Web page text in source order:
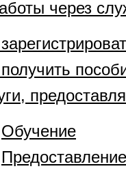
через
Обучение